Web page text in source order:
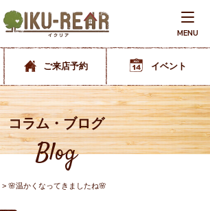
MENU
ご来店予約 イベント
コラム・ブログ
Blog
🌸温かくなってきましたね🌸